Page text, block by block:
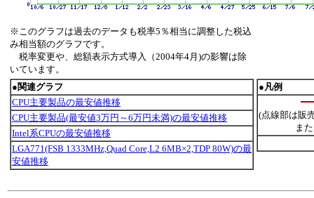
※このグラフは過去のデータも税率5％相当に調整した税込
み相当額のグラフです。
税率変更や、総額表示方式導入（2004年4月)の影響は除
いています。
●関連グラフ
CPU主要製品の最安値推移
CPU主要製品(最安値3万円～6万円未満)の最安値推移
Intel系CPUの最安値推移
LGA771(FSB 1333MHz,Quad Core,L2 6MB×2,TDP 80W)の最
安値推移
●凡例
(点線部は販
ま